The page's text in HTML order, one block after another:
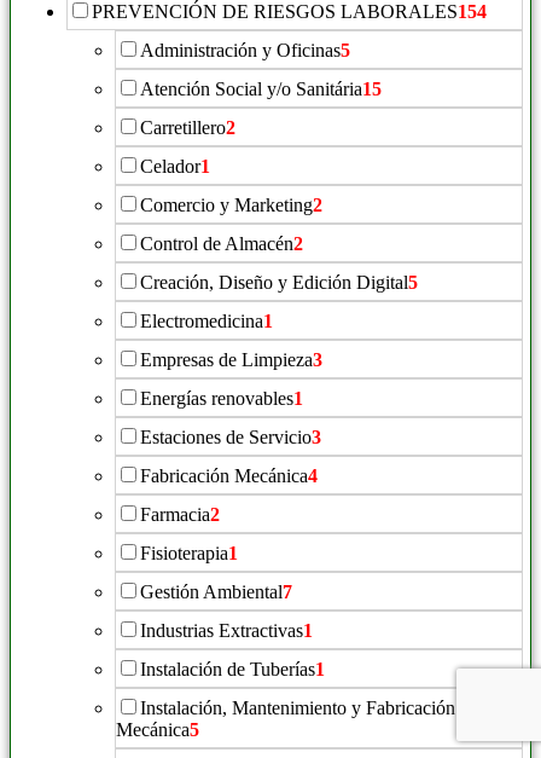
PREVENCIÓN DE RIESGOS LABORALES154
Administración y Oficinas5
Atención Social y/o Sanitária15
Carretillero2
Celador1
Comercio y Marketing2
Control de Almacén2
Creación, Diseño y Edición Digital5
Electromedicina1
Empresas de Limpieza3
Energías renovables1
Estaciones de Servicio3
Fabricación Mecánica4
Farmacia2
Fisioterapia1
Gestión Ambiental7
Industrias Extractivas1
Instalación de Tuberías1
Instalación, Mantenimiento y Fabricación
Mecánica5